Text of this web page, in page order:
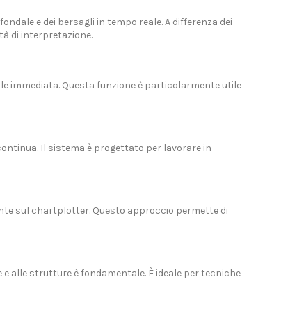
e dei bersagli in tempo reale. A differenza dei
di interpretazione.
immediata. Questa funzione è particolarmente utile
Il sistema è progettato per lavorare in
sul chartplotter. Questo approccio permette di
alle strutture è fondamentale. È ideale per tecniche